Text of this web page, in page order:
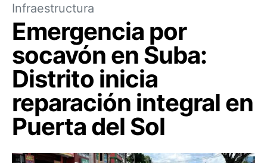
Infraestructura
Emergencia por
socavón en Suba:
Distrito inicia
reparación integral en
Puerta del Sol